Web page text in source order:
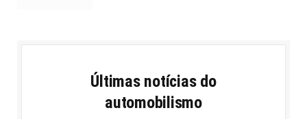
Últimas notícias do
automobilismo